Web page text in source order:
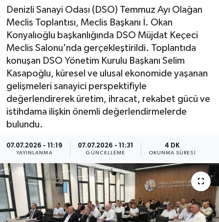
Denizli Sanayi Odası (DSO) Temmuz Ayı Olağan
Meclis Toplantısı, Meclis Başkanı İ. Okan
Konyalıoğlu başkanlığında DSO Müjdat Keçeci
Meclis Salonu'nda gerçekleştirildi. Toplantıda
konuşan DSO Yönetim Kurulu Başkanı Selim
Kasapoğlu, küresel ve ulusal ekonomide yaşanan
gelişmeleri sanayici perspektifiyle
değerlendirerek üretim, ihracat, rekabet gücü ve
istihdama ilişkin önemli değerlendirmelerde
bulundu.
07.07.2026 - 11:19
YAYINLANMA
07.07.2026 - 11:31
GÜNCELLEME
4 DK
OKUNMA SÜRESI
Advertising news
Canlı Maç
ÇEVRE
Dış Haberler
Dünya
EKONOMİ
English News
Finans
Haber Arşivi